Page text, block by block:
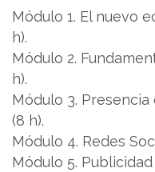
Módulo 1. El nuevo
h).
Módulo 2.
h).
Módulo 3.
(8 h).
Módulo 4. Redes
Módulo 5.